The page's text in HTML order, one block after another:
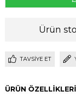
Ürün
TAVSIYE ET
ÜRÜN ÖZELLIKLERI